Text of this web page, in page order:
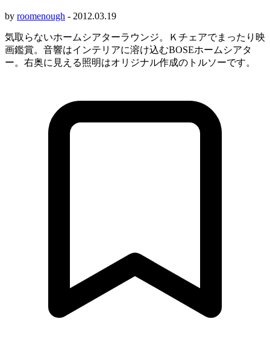
by roomenough - 2012.03.19
気取らないホームシアターラウンジ。Ｋチェアでまったり映
画鑑賞。音響はインテリアに溶け込むBOSEホームシアタ
ー。右奥に見える照明はオリジナル作成のトルソーです。